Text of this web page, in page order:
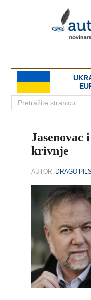
Jasenovac
krivnje
AUTOR: DRAGO